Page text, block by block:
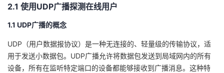
者
堂
支
我
2.1 使用UDP广播探测在线用户
1.1 UDP广播的概念
UDP（用户数据报协议）是一种无连接的、轻量级的传输协议，适
用于发送小数据包。UDP广播允许将数据包发送到局域网内的所有
设备，所有在监听特定端口的设备都能够接收到广播消息。这种特